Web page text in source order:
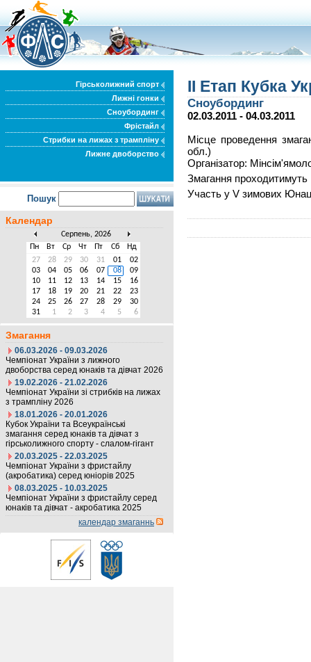
Гірськолижний спорт
Лижні гонки
Сноубординг
Фрістайл
Стрибки на лижах з трампліну
Лижне двоборство
Пошук
Календар
Серпень, 2026
Пн
Вт Ср Чт Пт Сб
Нд
27
28 29 30 31 01
02
03
04 05 06 07 08
09
10
11 12 13 14 15
16
17
18 19 20 21 22
23
24
25 26 27 28 29
30
31
1 2 3 4 5 6
Змагання
06.03.2026 - 09.03.2026
Чемпіонат України з лижного
двоборства серед юнаків та дівчат 2026
19.02.2026 - 21.02.2026
Чемпіонат України зі стрибків на лижах
з трампліну 2026
18.01.2026 - 20.01.2026
Кубок України та Всеукраїнські
змагання серед юнаків та дівчат з
гірськолижного спорту - слалом-гігант
20.03.2025 - 22.03.2025
Чемпіонат України з фристайлу
(акробатика) серед юніорів 2025
08.03.2025 - 10.03.2025
Чемпіонат України з фристайлу серед
юнаків та дівчат - акробатика 2025
календар змаганнь
ІІ Етап Кубка
Сноубординг
02.03.2011 - 04.03.2011
Місце проведення
обл.)
Організатор:
Змагання
Участь у V зимових